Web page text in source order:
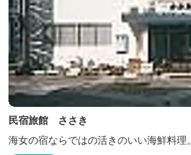
民宿旅館 ささき
海女の宿ならではの活きのいい海鮮料理。